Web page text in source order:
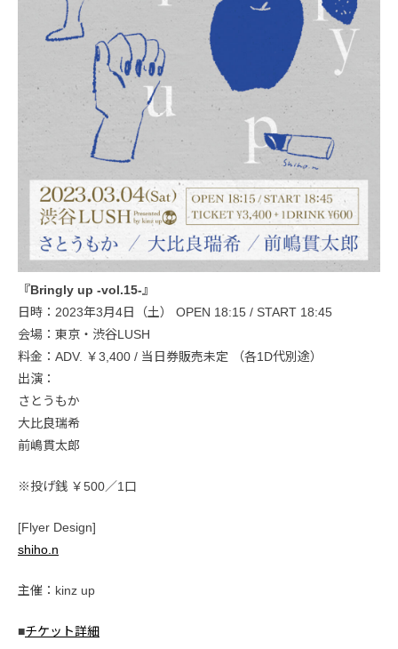
『Bringly up -vol.15-』
日時：2023年3月4日（土） OPEN 18:15 / START 18:45
会場：東京・渋谷LUSH
料金：ADV. ￥3,400 / 当日券販売未定 （各1D代別途）
出演：
さとうもか
大比良瑞希
前嶋貫太郎
※投げ銭 ￥500／1口
[Flyer Design]
shiho.n
主催：kinz up
■チケット詳細